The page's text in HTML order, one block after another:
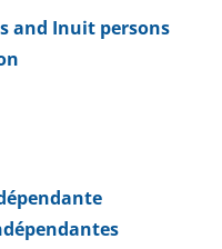
and Inuit persons